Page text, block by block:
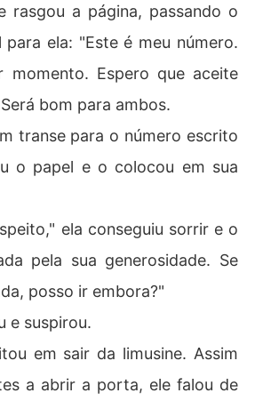
rasgou a página, passando o
ela: "Este é meu número.
momento. Espero que aceite
bom para ambos.
transe para o número escrito
o papel e o colocou em sua
ela conseguiu sorrir e o
pela sua generosidade. Se
posso ir embora?"
e suspirou.
em sair da limusine. Assim
a abrir a porta, ele falou de